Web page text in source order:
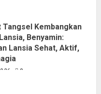
Tangsel Kembangkan
Benyamin:
Lansia Sehat, Aktif,
0